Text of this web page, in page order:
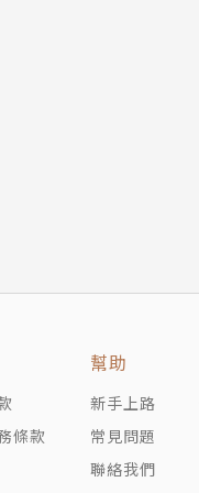
條款
幫助
新手上路
常見問題
聯絡我們